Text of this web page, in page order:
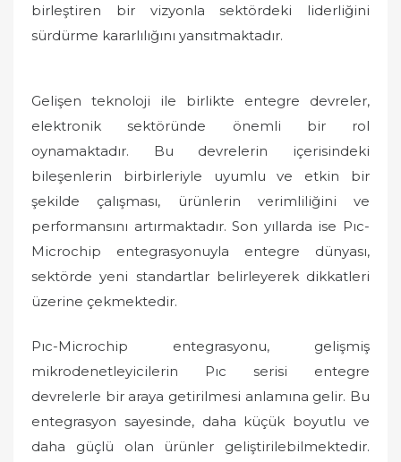
birleştiren bir vizyonla sektördeki liderliğini
sürdürme kararlılığını yansıtmaktadır.
Gelişen teknoloji ile birlikte entegre devreler,
elektronik sektöründe önemli bir rol
oynamaktadır. Bu devrelerin içerisindeki
bileşenlerin birbirleriyle uyumlu ve etkin bir
şekilde çalışması, ürünlerin verimliliğini ve
performansını artırmaktadır. Son yıllarda ise Pıc-
Microchip entegrasyonuyla entegre dünyası,
sektörde yeni standartlar belirleyerek dikkatleri
üzerine çekmektedir.
Pıc-Microchip entegrasyonu, gelişmiş
mikrodenetleyicilerin Pıc serisi entegre
devrelerle bir araya getirilmesi anlamına gelir. Bu
entegrasyon sayesinde, daha küçük boyutlu ve
daha güçlü olan ürünler geliştirilebilmektedir.